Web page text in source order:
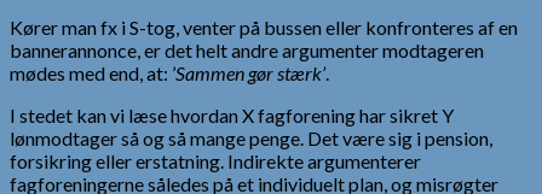
Kører man fx i S-tog, venter på bussen eller konfronteres af en
bannerannonce, er det helt andre argumenter modtageren
mødes med end, at: ’Sammen gør stærk’.
I stedet kan vi læse hvordan X fagforening har sikret Y
lønmodtager så og så mange penge. Det være sig i pension,
forsikring eller erstatning. Indirekte argumenterer
fagforeningerne således på et individuelt plan, og misrøgter